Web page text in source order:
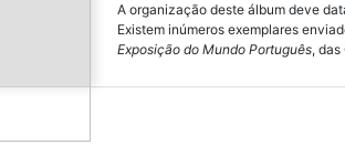
A organização deste álbum deve
Existem inúmeros exemplares
Exposição do Mundo Português,